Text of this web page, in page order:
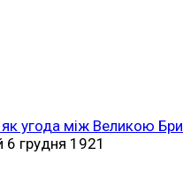
угода між Великою
6 грудня 1921